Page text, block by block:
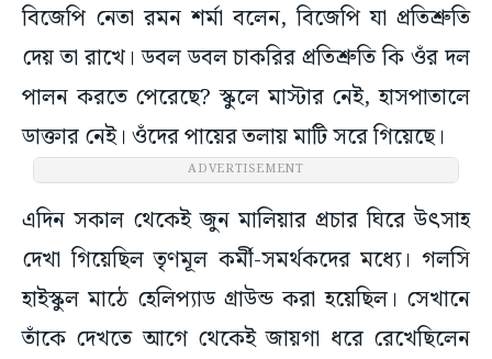
বিজেপি নেতা রমন শর্মা বলেন, বিজেপি যা প্রতিশ্রুতি
দেয় তা রাখে। ডবল ডবল চাকরির প্রতিশ্রুতি কি ওঁর দল
পালন করতে পেরেছে? স্কুলে মাস্টার নেই, হাসপাতালে
ডাক্তার নেই। ওঁদের পায়ের তলায় মাটি সরে গিয়েছে।
ADVERTISEMENT
এদিন সকাল থেকেই জুন মালিয়ার প্রচার ঘিরে উৎসাহ
দেখা গিয়েছিল তৃণমূল কর্মী-সমর্থকদের মধ্যে। গলসি
হাইস্কুল মাঠে হেলিপ্যাড গ্রাউন্ড করা হয়েছিল। সেখানে
তাঁকে দেখতে আগে থেকেই জায়গা ধরে রেখেছিলেন